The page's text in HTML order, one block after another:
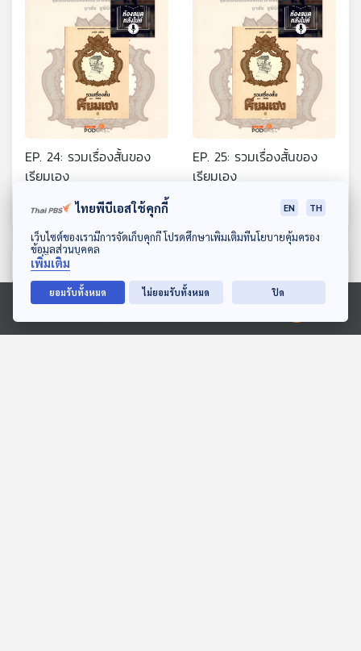
ดาวน์โหลด Thai PBS Podcast Application
Ⓒ 2020 องค์การกระจายเสียงและแพร่ภาพสาธารณะแห่งประเทศไทย
EP. 24: รวมเรื่องสั้นของ
เรียมเอง
ห้องสมุดหลังไมค์
EP. 25: รวมเรื่องสั้นของ
เรียมเอง
ตอนที่เกี่ยวข้อง
ไทยพีบีเอสใช้คุกกี้ EN TH
เว็บไซต์ของเรามีการจัดเก็บคุกกี้ โปรดศึกษาเพิ่มเติมที่นโยบายคุ้มครอง
ข้อมูลส่วนบุคคล
เพิ่มเติม
ยอมรับทั้งหมด ไม่ยอมรับทั้งหมด ปิด